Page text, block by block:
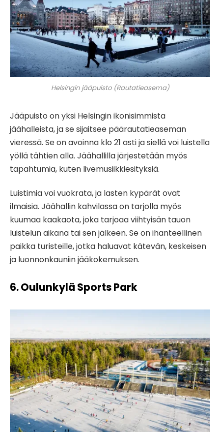
Helsingin jääpuisto (Rautatieasema)
Jääpuisto on yksi Helsingin ikonisimmista
jäähalleista, ja se sijaitsee päärautatieaseman
vieressä. Se on avoinna klo 21 asti ja siellä voi luistella
yöllä tähtien alla. Jäähallilla järjestetään myös
tapahtumia, kuten livemusiikkiesityksiä.
Luistimia voi vuokrata, ja lasten kypärät ovat
ilmaisia. Jäähallin kahvilassa on tarjolla myös
kuumaa kaakaota, joka tarjoaa viihtyisän tauon
luistelun aikana tai sen jälkeen. Se on ihanteellinen
paikka turisteille, jotka haluavat kätevän, keskeisen
ja luonnonkauniin jääkokemuksen.
6. Oulunkylä Sports Park